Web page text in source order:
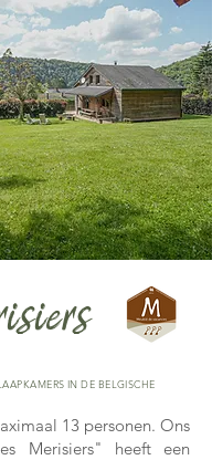
IN DE BELGISCHE
13 personen. Ons
Merisiers" heeft een